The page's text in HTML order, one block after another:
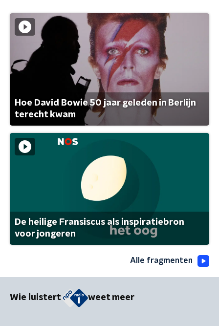
Hoe David Bowie 50 jaar geleden in Berlijn
terecht kwam
De heilige Fransiscus als inspiratiebron
voor jongeren
Alle fragmenten
Wie luistert weet meer